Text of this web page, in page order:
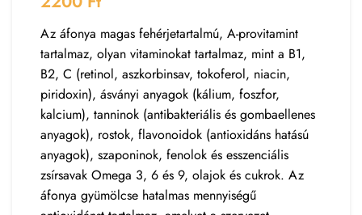
Az áfonya magas fehérjetartalmú, A-provitamint
tartalmaz, olyan vitaminokat tartalmaz, mint a B1,
B2, C (retinol, aszkorbinsav, tokoferol, niacin,
piridoxin), ásványi anyagok (kálium, foszfor,
kalcium), tanninok (antibakteriális és gombaellenes
anyagok), rostok, flavonoidok (antioxidáns hatású
anyagok), szaponinok, fenolok és esszenciális
zsírsavak Omega 3, 6 és 9, olajok és cukrok. Az
áfonya gyümölcse hatalmas mennyiségű